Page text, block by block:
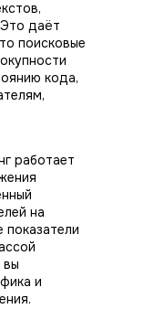
даёт
поисковые
кода,
работает
на
показатели
вы
и